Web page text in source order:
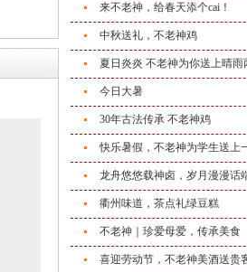
来不老神，给春天添个cai！
中秋送礼，不老神鸡
夏日炎炎 不老神为你送上晴
今日大暑
30年古法传承 不老神鸡
快乐暑假，不老神为学生送上
龙舟悠悠载神卤，岁月漫漫话
衢州味道，茶点礼绿豆糕
不老神｜珍爱母爱，传承美食
喜迎劳动节，不老神美酒送贵